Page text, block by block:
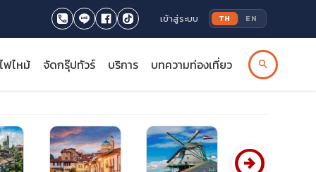
เข้าสู่ระบบ TH EN
ฟไหม้ จัดกรุ๊ปทัวร์ บริการ บทความท่องเที่ยว search
arrow_circle_right